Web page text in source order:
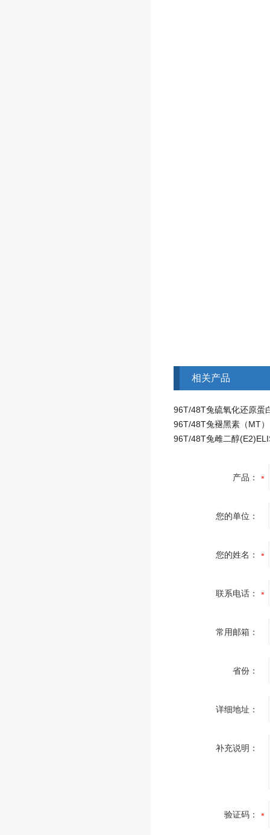
相关产品
产品：
您的单位：
您的姓名：
联系电话：
常用邮箱：
省份：
详细地址：
补充说明：
验证码：